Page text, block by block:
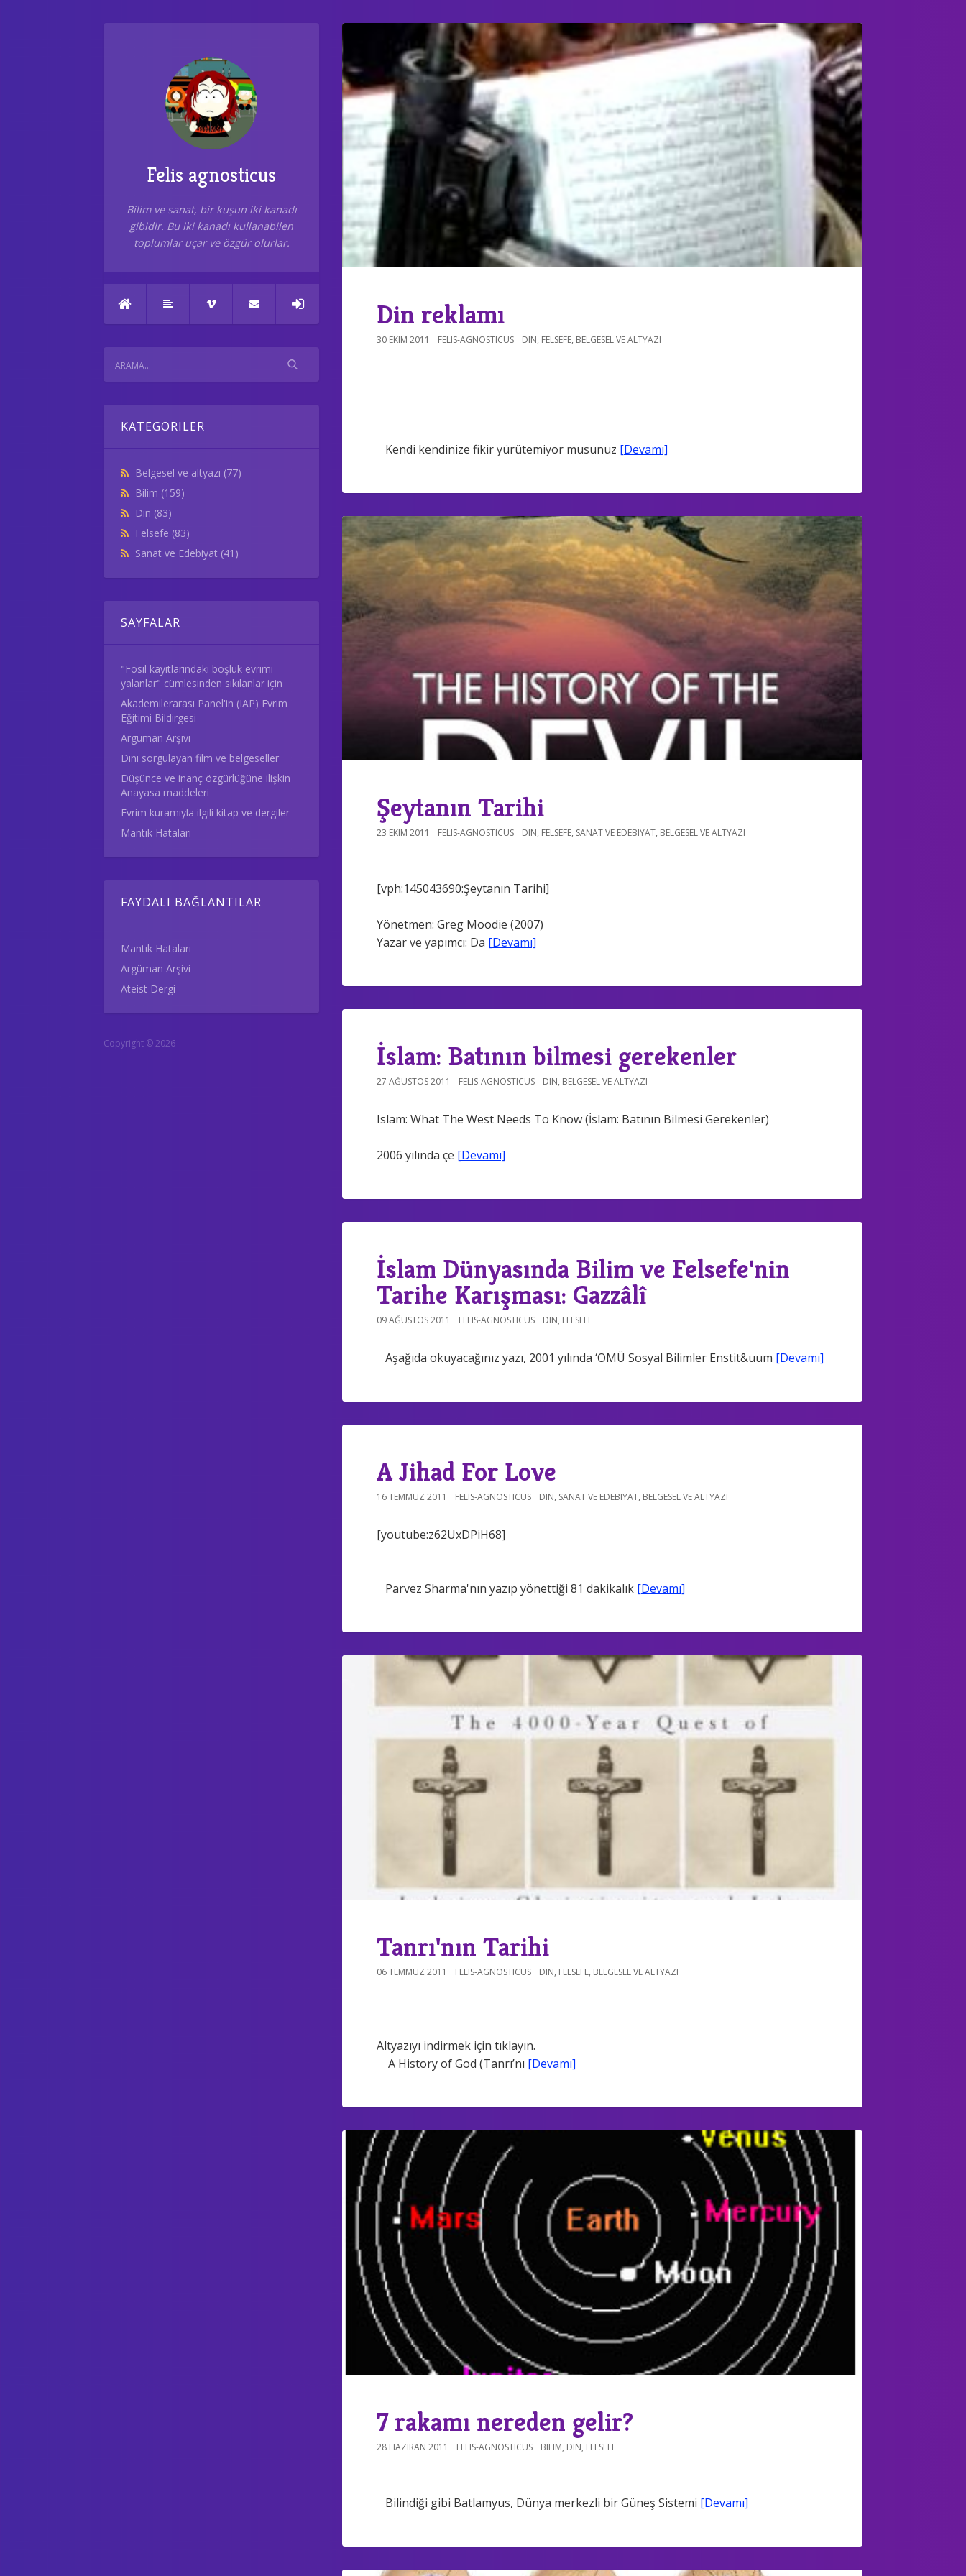
Felis agnosticus
Bilim ve sanat, bir kuşun iki kanadı
gibidir. Bu iki kanadı kullanabilen
toplumlar uçar ve özgür olurlar.
KATEGORILER
Belgesel ve altyazı (77)
Bilim (159)
Din (83)
Felsefe (83)
Sanat ve Edebiyat (41)
SAYFALAR
"Fosil kayıtlarındaki boşluk evrimi
yalanlar" cümlesinden sıkılanlar için
Akademilerarası Panel'in (IAP) Evrim
Eğitimi Bildirgesi
Argüman Arşivi
Dini sorgulayan film ve belgeseller
Düşünce ve inanç özgürlüğüne ilişkin
Anayasa maddeleri
Evrim kuramıyla ilgili kitap ve dergiler
Mantık Hataları
FAYDALI BAĞLANTILAR
Mantık Hataları
Argüman Arşivi
Ateist Dergi
Copyright © 2026
Din reklamı
30 EKIM 2011 FELIS-AGNOSTICUS DIN, FELSEFE, BELGESEL VE ALTYAZI
Kendi kendinize fikir yürütemiyor musunuz [Devamı]
Şeytanın Tarihi
23 EKIM 2011 FELIS-AGNOSTICUS DIN, FELSEFE, SANAT VE EDEBIYAT, BELGESEL VE ALTYAZI
[vph:145043690:Şeytanın Tarihi]
Yönetmen: Greg Moodie (2007)
Yazar ve yapımcı: Da [Devamı]
İslam: Batının bilmesi gerekenler
27 AĞUSTOS 2011 FELIS-AGNOSTICUS DIN, BELGESEL VE ALTYAZI
Islam: What The West Needs To Know (İslam: Batının Bilmesi Gerekenler)
2006 yılında çe [Devamı]
İslam Dünyasında Bilim ve Felsefe'nin
Tarihe Karışması: Gazzâlî
09 AĞUSTOS 2011 FELIS-AGNOSTICUS DIN, FELSEFE
Aşağıda okuyacağınız yazı, 2001 yılında ‘OMÜ Sosyal Bilimler Enstit&uum [Devamı]
A Jihad For Love
16 TEMMUZ 2011 FELIS-AGNOSTICUS DIN, SANAT VE EDEBIYAT, BELGESEL VE ALTYAZI
[youtube:z62UxDPiH68]
Parvez Sharma'nın yazıp yönettiği 81 dakikalık [Devamı]
Tanrı'nın Tarihi
06 TEMMUZ 2011 FELIS-AGNOSTICUS DIN, FELSEFE, BELGESEL VE ALTYAZI
Altyazıyı indirmek için tıklayın.
A History of God (Tanrı’nı [Devamı]
7 rakamı nereden gelir?
28 HAZIRAN 2011 FELIS-AGNOSTICUS BILIM, DIN, FELSEFE
Bilindiği gibi Batlamyus, Dünya merkezli bir Güneş Sistemi [Devamı]